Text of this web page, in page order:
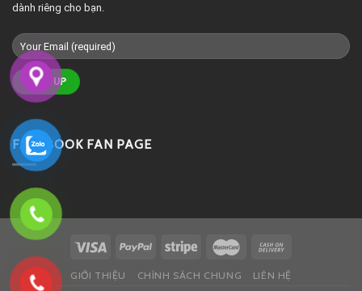
dành riêng cho bạn.
FACEBOOK FAN PAGE
GIỚI THIỆU CHÍNH SÁCH CHUNG LIÊN HỆ